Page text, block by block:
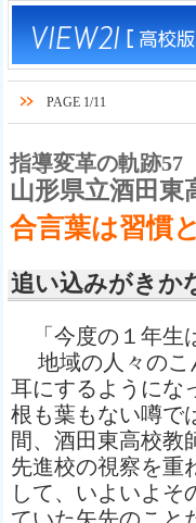
PAGE 1/11
指導変革の軌跡57
山形県立酒田
合言葉は習慣
追い込みがきか
「今度の１年生
地域の人々のこ
耳にするようにな
根も葉もない噂で
間、酒田東高校教
先進校の視察を重
して、いよいよそ